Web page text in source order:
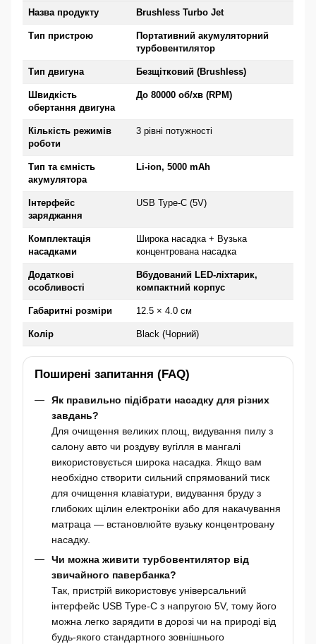
Назва продукту Brushless Turbo Jet
Тип пристрою
Портативний акумуляторний
турбовентилятор
Тип двигуна Безщітковий (Brushless)
Швидкість
обертання двигуна
До 80000 об/хв (RPM)
Кількість режимів
роботи
3 рівні потужності
Тип та ємність
акумулятора
Li-ion, 5000 mAh
Інтерфейс
заряджання
USB Type-C (5V)
Комплектація
насадками
Широка насадка + Вузька
концентрована насадка
Додаткові
особливості
Вбудований LED-ліхтарик,
компактний корпус
Габаритні розміри 12.5 × 4.0 см
Колір Black (Чорний)
Поширені запитання (FAQ)
Як правильно підібрати насадку для різних
завдань?
Для очищення великих площ, видування пилу з
салону авто чи роздуву вугілля в мангалі
використовується широка насадка. Якщо вам
необхідно створити сильний спрямований тиск
для очищення клавіатури, видування бруду з
глибоких щілин електроніки або для накачування
матраца — встановлюйте вузьку концентровану
насадку.
Чи можна живити турбовентилятор від
звичайного павербанка?
Так, пристрій використовує універсальний
інтерфейс USB Type-C з напругою 5V, тому його
можна легко зарядити в дорозі чи на природі від
будь-якого стандартного зовнішнього